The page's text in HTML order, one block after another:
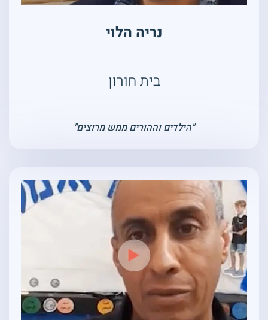
נריה הלוי
בית חורון
"הילדים וההורים ממש מרוצים"